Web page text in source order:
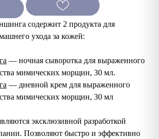
содержит 2 продукта для
ухода за кожей:
— ночная сыворотка для выраженного
мимических морщин, 30 мл.
— дневной крем для выраженного
мимических морщин, 30 мл
эксклюзивной разработкой
Позволяют быстро и эффективно